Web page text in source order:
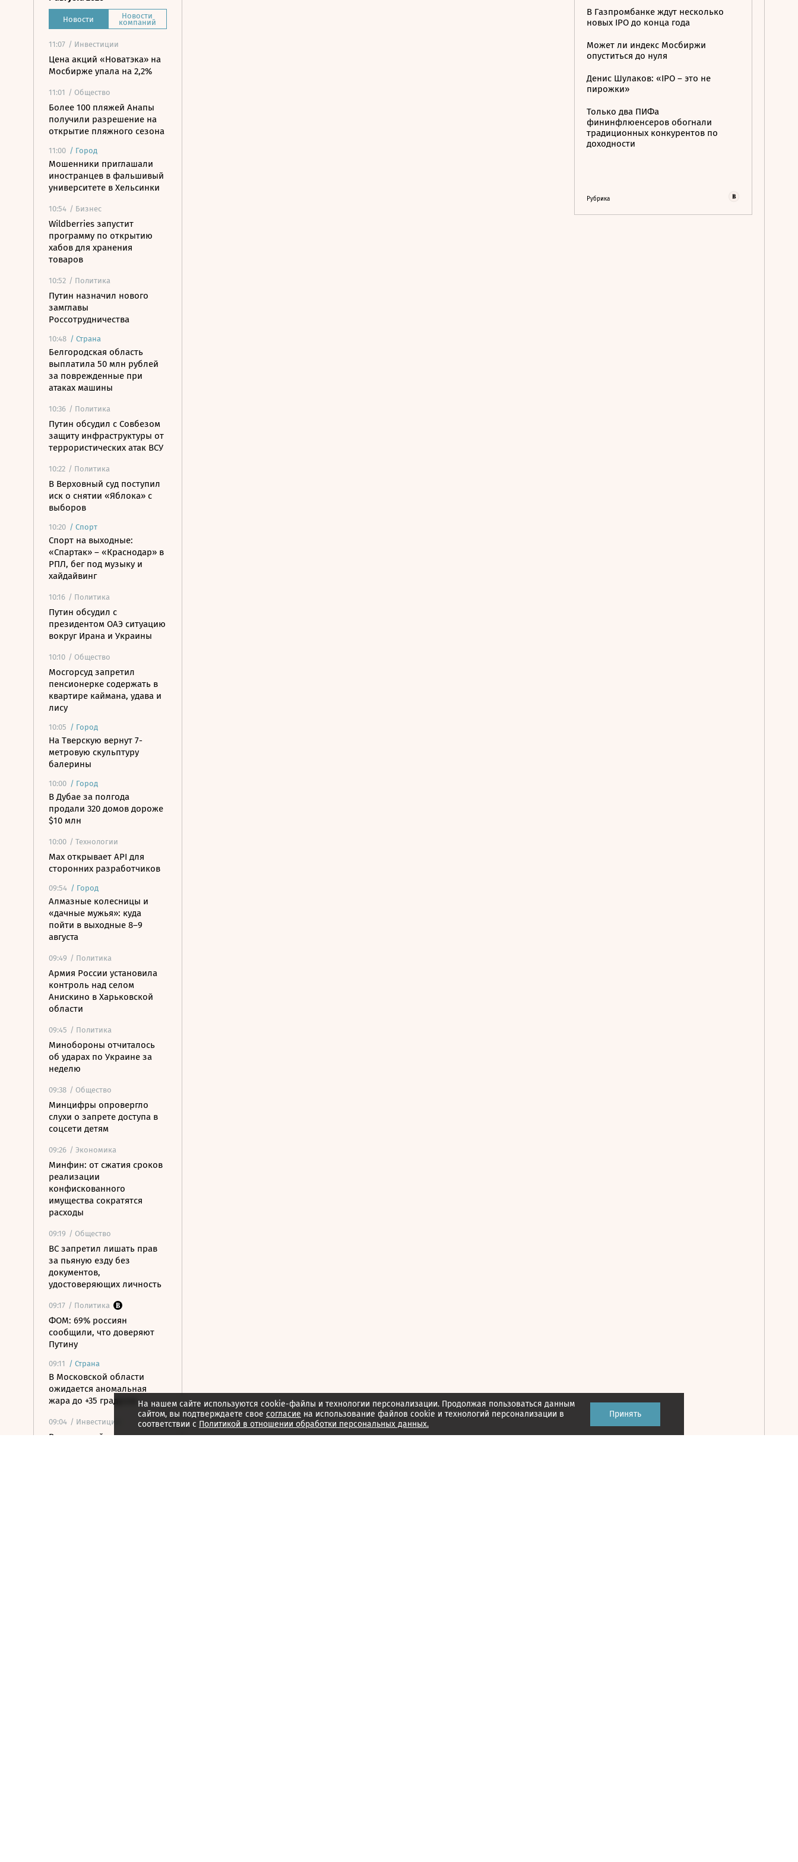
Новости Новости
компаний
11:07 / Инвестиции
Цена акций «Новатэка» на
Мосбирже упала на 2,2%
11:01 / Общество
Более 100 пляжей Анапы
получили разрешение на
открытие пляжного сезона
11:00 / Город
Мошенники приглашали
иностранцев в фальшивый
университете в Хельсинки
10:54 / Бизнес
Wildberries запустит
программу по открытию
хабов для хранения
товаров
10:52 / Политика
Путин назначил нового
замглавы
Россотрудничества
10:48 / Страна
Белгородская область
выплатила 50 млн рублей
за поврежденные при
атаках машины
10:36 / Политика
Путин обсудил с Совбезом
защиту инфраструктуры от
террористических атак ВСУ
10:22 / Политика
В Верховный суд поступил
иск о снятии «Яблока» с
выборов
10:20 / Спорт
Спорт на выходные:
«Спартак» – «Краснодар» в
РПЛ, бег под музыку и
хайдайвинг
10:16 / Политика
Путин обсудил с
президентом ОАЭ ситуацию
вокруг Ирана и Украины
10:10 / Общество
Мосгорсуд запретил
пенсионерке содержать в
квартире каймана, удава и
лису
10:05 / Город
На Тверскую вернут 7-
метровую скульптуру
балерины
10:00 / Город
В Дубае за полгода
продали 320 домов дороже
$10 млн
10:00 / Технологии
Mах открывает API для
сторонних разработчиков
09:54 / Город
Алмазные колесницы и
«дачные мужья»: куда
пойти в выходные 8–9
августа
09:49 / Политика
Армия России установила
контроль над селом
Анискино в Харьковской
области
09:45 / Политика
Минобороны отчиталось
об ударах по Украине за
неделю
09:38 / Общество
Минцифры опровергло
слухи о запрете доступа в
соцсети детям
09:26 / Экономика
Минфин: от сжатия сроков
реализации
конфискованного
имущества сократятся
расходы
09:19 / Общество
ВС запретил лишать прав
за пьяную езду без
документов,
удостоверяющих личность
09:17 / Политика
ФОМ: 69% россиян
сообщили, что доверяют
Путину
09:11 / Страна
В Московской области
ожидается аномальная
жара до +35 градусов
09:04 / Инвестиции
Рынок акций пытается
В Газпромбанке ждут несколько
новых IPO до конца года
Может ли индекс Мосбиржи
опуститься до нуля
Денис Шулаков: «IPO – это не
пирожки»
Только два ПИФа
фининфлюенсеров обогнали
традиционных конкурентов по
доходности
Рубрика
На нашем сайте используются cookie-файлы и технологии персонализации. Продолжая пользоваться данным
сайтом, вы подтверждаете свое согласие на использование файлов cookie и технологий персонализации в
соответствии с Политикой в отношении обработки персональных данных.
Принять